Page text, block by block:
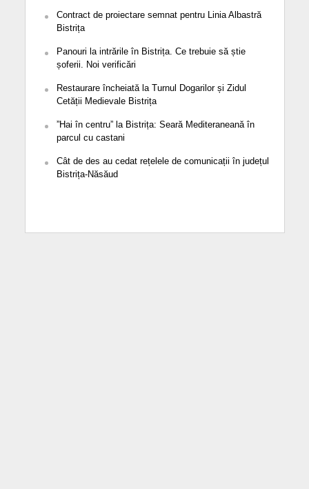
Contract de proiectare semnat pentru Linia Albastră
Bistrița
Panouri la intrările în Bistrița. Ce trebuie să știe
șoferii. Noi verificări
Restaurare încheiată la Turnul Dogarilor și Zidul
Cetății Medievale Bistrița
”Hai în centru” la Bistrița: Seară Mediteraneană în
parcul cu castani
Cât de des au cedat rețelele de comunicații în județul
Bistrița-Năsăud